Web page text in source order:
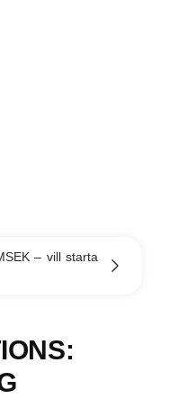
– vill starta